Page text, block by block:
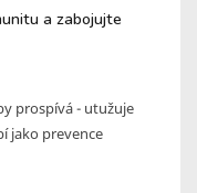
a zabojujte
prospívá - utužuje
jako prevence